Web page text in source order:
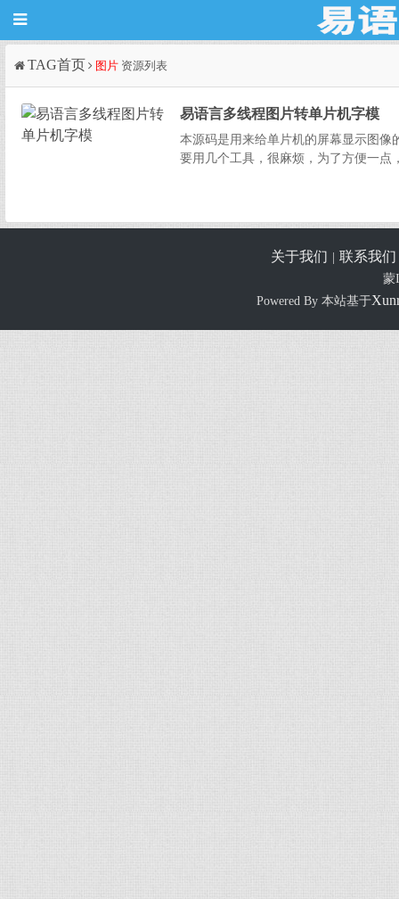
TAG首页 图片 资源列表
易语言多线程图片转单片机字模
本源码是用来给单片机的屏幕显示图像
要用几个工具，很麻烦，为了方便一点
关于我们 联系我们
蒙
Powered By 本站基于